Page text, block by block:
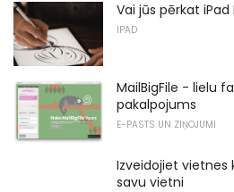
Vai jūs pērkat iPad
IPAD
MailBigFile - lielu
pakalpojums
E-PASTS UN ZIŅOJUMI
Izveidojiet vietnes
savu vietni